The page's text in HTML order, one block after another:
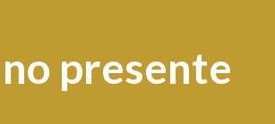
presente